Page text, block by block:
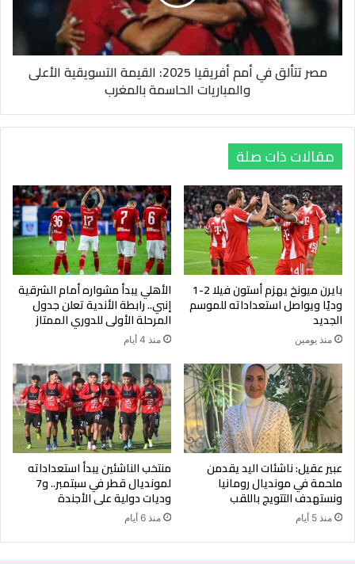
القيمة
التسويقية
الأعلى
والمباريات
مصر تتألق في أمم أفريقيا 2025: القيمة التسويقية الأعلى
والمباريات الحاسمة بالمغرب
مقالات ذات صلة
بايرن ميونخ يهزم أستون فيلا 2-1
وديًا ويواصل استعداداته للموسم
الجديد
منذ يومين
الأهلي يبدأ مشواره أمام الشرقية
إنبي.. رابطة الأندية تعلن جدول
المرحلة الأولى للدوري الممتاز
منذ 4 أيام
عبير عقيل: ناشئات اليد يقدمن
ملحمة في مونديال رومانيا
ونستهدف التتويج باللقب
منذ 5 أيام
منتخب الناشئين يبدأ استعداداته
لمونديال قطر في سبتمبر.. و7
وديات دولية على الأجندة
منذ 6 أيام